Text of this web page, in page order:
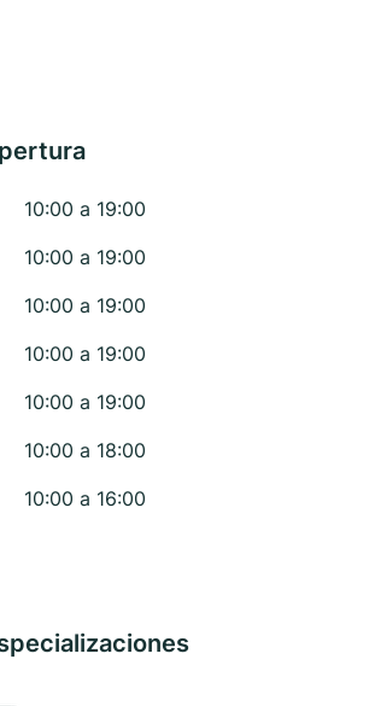
10:00 a 19:00
10:00 a 19:00
10:00 a 19:00
10:00 a 19:00
10:00 a 19:00
10:00 a 18:00
10:00 a 16:00